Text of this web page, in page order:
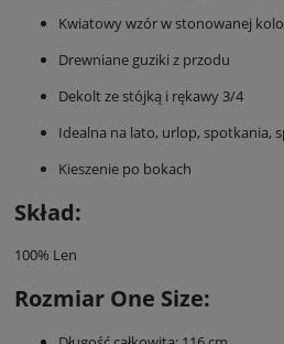
Kwiatowy wzór w stonowanej
Drewniane guziki z przodu
Dekolt ze stójką i rękawy 3/4
Idealna na lato, urlop, spotkania,
Kieszenie po bokach
Skład:
100% Len
Rozmiar One Size: